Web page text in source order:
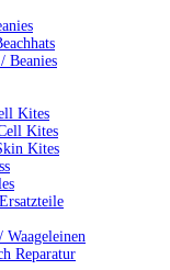
Beanies
Kites
Kites
Kites
Waageleinen
Reparatur